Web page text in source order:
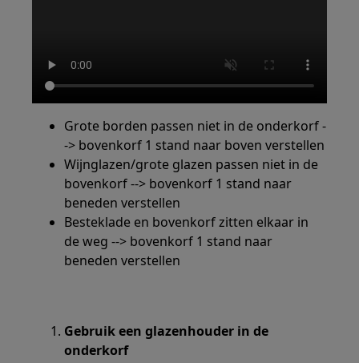
Grote borden passen niet in de onderkorf -
-> bovenkorf 1 stand naar boven verstellen
Wijnglazen/grote glazen passen niet in de
bovenkorf --> bovenkorf 1 stand naar
beneden verstellen
Besteklade en bovenkorf zitten elkaar in
de weg --> bovenkorf 1 stand naar
beneden verstellen
Gebruik een glazenhouder in de
onderkorf